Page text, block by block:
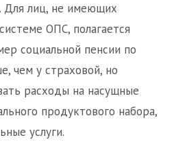
Для лиц, не имеющих
ОПС, полагается
социальной пенсии по
чем у страховой, но
расходы на насущные
продуктового набора,
услуги.